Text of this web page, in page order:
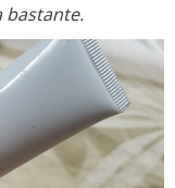
bastante.